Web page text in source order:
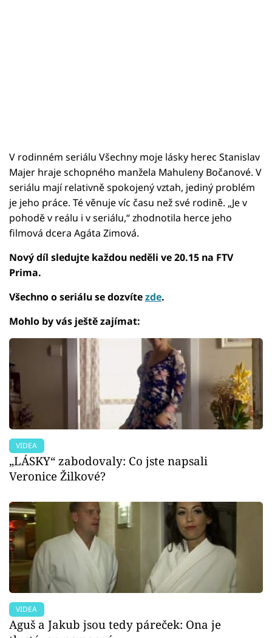
V rodinném seriálu Všechny moje lásky herec Stanislav
Majer hraje schopného manžela Mahuleny Bočanové. V
seriálu mají relativně spokojený vztah, jediný problém
je jeho práce. Té věnuje víc času než své rodině. „Je v
pohodě v reálu i v seriálu,“ zhodnotila herce jeho
filmová dcera Agáta Zimová.
Nový díl sledujte každou neděli ve 20.15 na FTV
Prima.
Všechno o seriálu se dozvítezde.
Mohlo by vás ještě zajímat:
VIDEA
„LÁSKY“ zabodovaly: Co jste napsali
Veronice Žilkové?
VIDEA
Aguš a Jakub jsou tedy páreček: Ona je